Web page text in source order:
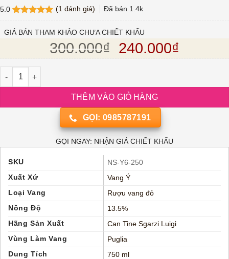
5.0
dựa trên
(1 đánh giá) Đã bán 1.4k
GIÁ BÁN THAM KHẢO CHƯA CHIẾT KHẤU
300.000₫ Giá gốc là:
240.000₫
Rượu Vang Ngọt Marco Chiesa Rosso IGT Puglia số lượng
THÊM VÀO GIỎ HÀNG
GỌI: 0985787191
GỌI NGAY: NHẬN GIÁ CHIẾT KHẤU
SKU
NS-Y6-250
Xuất Xứ
Vang Ý
Loại Vang
Rượu vang đỏ
Nồng Độ
13.5%
Hãng Sản Xuất
Can Tine Sgarzi Luigi
Vùng Làm Vang
Puglia
Dung Tích
750 ml